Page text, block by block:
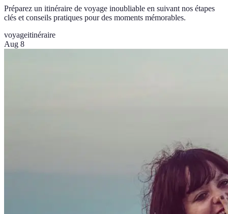
Préparez un itinéraire de voyage inoubliable en suivant nos étapes
clés et conseils pratiques pour des moments mémorables.
voyageitinéraire
Aug 8